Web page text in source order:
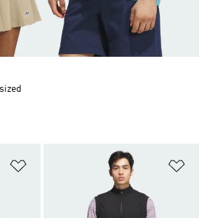
Dodaj do listy życzeń